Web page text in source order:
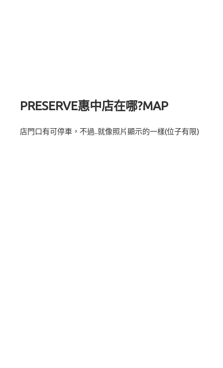
PRESERVE惠中店在哪?MAP
店門口有可停車，不過..就像照片顯示的一樣(位子有限)